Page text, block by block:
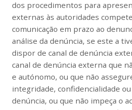
dos procedimentos para
externas às autoridades
comunicação em prazo ao
análise da denúncia, se este a
dispor de canal de denúncia
canal de denúncia externa que
e autónomo, ou que não
integridade, confidencialidade
denúncia, ou que não impeça o